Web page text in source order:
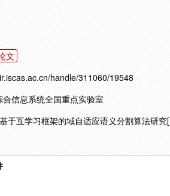
文
handle/311060/19548
合信息系统全国重点实验室
于互学习框架的域自适应语义分割算法研